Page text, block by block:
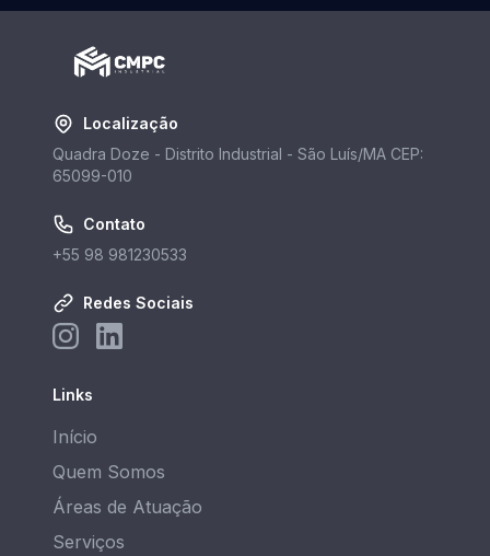
Localização
Quadra Doze - Distrito Industrial - São Luís/MA CEP:
65099-010
Contato
+55 98 981230533
Redes Sociais
Links
Início
Quem Somos
Áreas de Atuação
Serviços